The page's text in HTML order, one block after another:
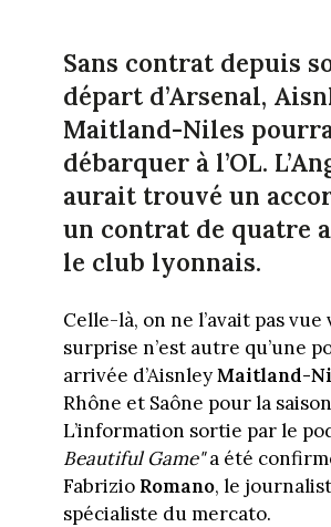
Sans contrat depuis
départ d’Arsenal,
Maitland-Niles
débarquer à l’OL.
aurait trouvé un
un contrat de quatre
le club lyonnais.
Celle-là, on ne l’avait pas
surprise n’est autre qu’une
arrivée d’AisnleyMaitland-
Rhône et Saône pour la
L’information sortie par le
Beautiful Game"a été
Fabrizio Romano, le
spécialiste du mercato.